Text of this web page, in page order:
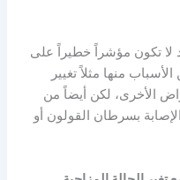
لا تكون مؤشراً خطيراً على
منها مثلاً تغيير
الأخرى، لكن أيضاً من
بسرطان القولون أو